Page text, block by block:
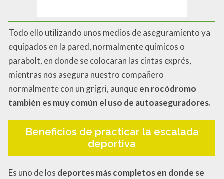
Todo ello utilizando unos medios de aseguramiento ya
equipados en la pared, normalmente químicos o
parabolt, en donde se colocaran las cintas exprés,
mientras nos asegura nuestro compañero
normalmente con un grigri, aunqueen rocódromo
también es muy común el uso de autoaseguradores.
Beneficios de practicar la escalada
deportiva
Es uno de los deportes más completos en donde se